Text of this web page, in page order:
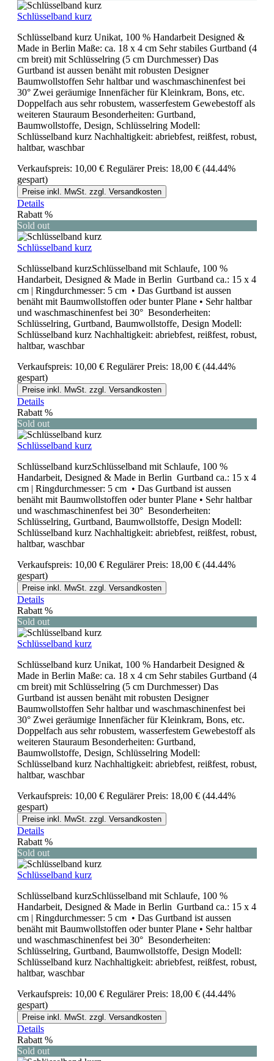
Schlüsselband kurz
Schlüsselband kurz Unikat, 100 % Handarbeit Designed &
Made in Berlin Maße: ca. 18 x 4 cm Sehr stabiles Gurtband (4
cm breit) mit Schlüsselring (5 cm Durchmesser) Das
Gurtband ist aussen benäht mit robusten Designer
Baumwollstoffen Sehr haltbar und waschmaschinenfest bei
30° Zwei geräumige Innenfächer für Kleinkram, Bons, etc.
Doppelfach aus sehr robustem, wasserfestem Gewebestoff als
weiteren Stauraum Besonderheiten: Gurtband,
Baumwollstoffe, Design, Schlüsselring Modell:
Schlüsselband kurz Nachhaltigkeit: abriebfest, reißfest, robust,
haltbar, waschbar
Verkaufspreis: 10,00 € Regulärer Preis: 18,00 € (44.44%
gespart)
Preise inkl. MwSt. zzgl. Versandkosten
Details
Rabatt %
Sold out
Schlüsselband kurz
Schlüsselband kurzSchlüsselband mit Schlaufe, 100 %
Handarbeit, Designed & Made in Berlin Gurtband ca.: 15 x 4
cm | Ringdurchmesser: 5 cm • Das Gurtband ist aussen
benäht mit Baumwollstoffen oder bunter Plane • Sehr haltbar
und waschmaschinenfest bei 30° Besonderheiten:
Schlüsselring, Gurtband, Baumwollstoffe, Design Modell:
Schlüsselband kurz Nachhaltigkeit: abriebfest, reißfest, robust,
haltbar, waschbar
Verkaufspreis: 10,00 € Regulärer Preis: 18,00 € (44.44%
gespart)
Preise inkl. MwSt. zzgl. Versandkosten
Details
Rabatt %
Sold out
Schlüsselband kurz
Schlüsselband kurzSchlüsselband mit Schlaufe, 100 %
Handarbeit, Designed & Made in Berlin Gurtband ca.: 15 x 4
cm | Ringdurchmesser: 5 cm • Das Gurtband ist aussen
benäht mit Baumwollstoffen oder bunter Plane • Sehr haltbar
und waschmaschinenfest bei 30° Besonderheiten:
Schlüsselring, Gurtband, Baumwollstoffe, Design Modell:
Schlüsselband kurz Nachhaltigkeit: abriebfest, reißfest, robust,
haltbar, waschbar
Verkaufspreis: 10,00 € Regulärer Preis: 18,00 € (44.44%
gespart)
Preise inkl. MwSt. zzgl. Versandkosten
Details
Rabatt %
Sold out
Schlüsselband kurz
Schlüsselband kurz Unikat, 100 % Handarbeit Designed &
Made in Berlin Maße: ca. 18 x 4 cm Sehr stabiles Gurtband (4
cm breit) mit Schlüsselring (5 cm Durchmesser) Das
Gurtband ist aussen benäht mit robusten Designer
Baumwollstoffen Sehr haltbar und waschmaschinenfest bei
30° Zwei geräumige Innenfächer für Kleinkram, Bons, etc.
Doppelfach aus sehr robustem, wasserfestem Gewebestoff als
weiteren Stauraum Besonderheiten: Gurtband,
Baumwollstoffe, Design, Schlüsselring Modell:
Schlüsselband kurz Nachhaltigkeit: abriebfest, reißfest, robust,
haltbar, waschbar
Verkaufspreis: 10,00 € Regulärer Preis: 18,00 € (44.44%
gespart)
Preise inkl. MwSt. zzgl. Versandkosten
Details
Rabatt %
Sold out
Schlüsselband kurz
Schlüsselband kurzSchlüsselband mit Schlaufe, 100 %
Handarbeit, Designed & Made in Berlin Gurtband ca.: 15 x 4
cm | Ringdurchmesser: 5 cm • Das Gurtband ist aussen
benäht mit Baumwollstoffen oder bunter Plane • Sehr haltbar
und waschmaschinenfest bei 30° Besonderheiten:
Schlüsselring, Gurtband, Baumwollstoffe, Design Modell:
Schlüsselband kurz Nachhaltigkeit: abriebfest, reißfest, robust,
haltbar, waschbar
Verkaufspreis: 10,00 € Regulärer Preis: 18,00 € (44.44%
gespart)
Preise inkl. MwSt. zzgl. Versandkosten
Details
Rabatt %
Sold out